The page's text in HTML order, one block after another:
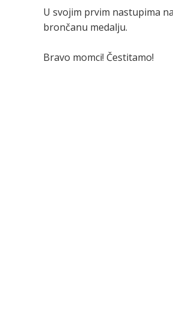
U svojim prvim nastupima
brončanu medalju.
Bravo momci! Čestitamo!